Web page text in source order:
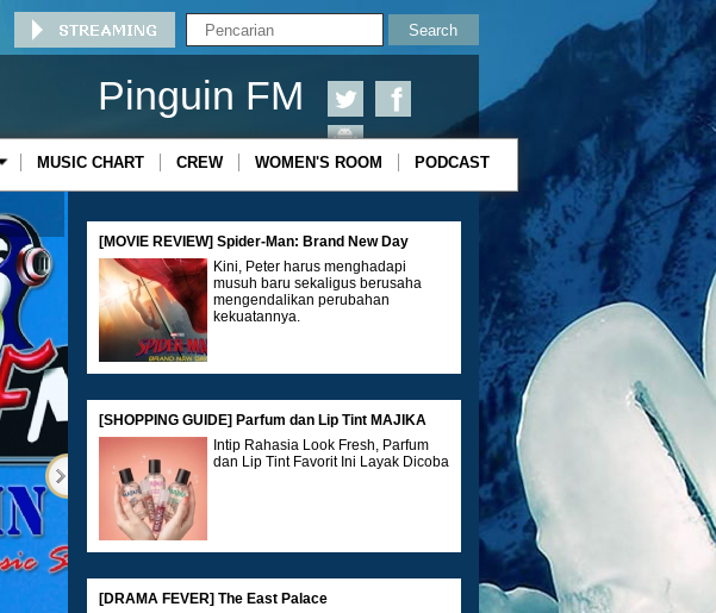
Pinguin FM
PODCAST
WOMEN'S ROOM
CREW
MUSIC CHART
[MOVIE REVIEW] Spider-Man: Brand New Day
Kini, Peter harus menghadapi
musuh baru sekaligus berusaha
mengendalikan perubahan
kekuatannya.
[SHOPPING GUIDE] Parfum dan Lip Tint MAJIKA
Intip Rahasia Look Fresh, Parfum
dan Lip Tint Favorit Ini Layak Dicoba
[DRAMA FEVER] The East Palace